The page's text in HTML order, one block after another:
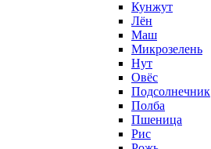
Кунжут
Лён
Маш
Микрозелень
Нут
Овёс
Подсолнечник
Полба
Пшеница
Рис